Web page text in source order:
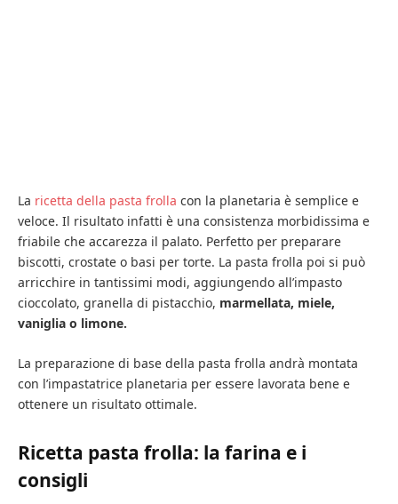
La ricetta della pasta frolla con la planetaria è semplice e
veloce. Il risultato infatti è una consistenza morbidissima e
friabile che accarezza il palato. Perfetto per preparare
biscotti, crostate o basi per torte. La pasta frolla poi si può
arricchire in tantissimi modi, aggiungendo all’impasto
cioccolato, granella di pistacchio, marmellata, miele,
vaniglia o limone.
La preparazione di base della pasta frolla andrà montata
con l’impastatrice planetaria per essere lavorata bene e
ottenere un risultato ottimale.
Ricetta pasta frolla: la farina e i
consigli